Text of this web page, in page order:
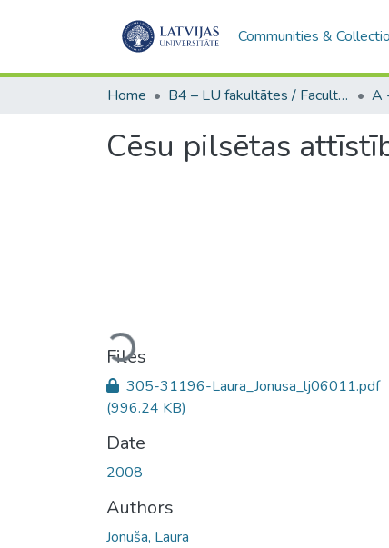
Communities &
Home B4 – LU fakultātes / Faculties of the UL
Cēsu pilsētas
Loading...
Files
305-31196-Laura_Jonusa_lj06011.pdf
(996.24 KB)
Date
2008
Authors
Jonuša, Laura